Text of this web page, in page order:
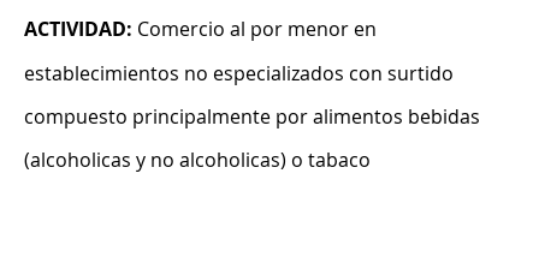
ACTIVIDAD: Comercio al por menor en
establecimientos no especializados con surtido
compuesto principalmente por alimentos bebidas
(alcoholicas y no alcoholicas) o tabaco